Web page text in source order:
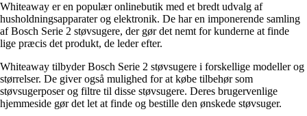
Whiteaway er en populær onlinebutik med et bredt udvalg af
husholdningsapparater og elektronik. De har en imponerende samling
af Bosch Serie 2 støvsugere, der gør det nemt for kunderne at finde
lige præcis det produkt, de leder efter.
Whiteaway tilbyder Bosch Serie 2 støvsugere i forskellige modeller og
størrelser. De giver også mulighed for at købe tilbehør som
støvsugerposer og filtre til disse støvsugere. Deres brugervenlige
hjemmeside gør det let at finde og bestille den ønskede støvsuger.